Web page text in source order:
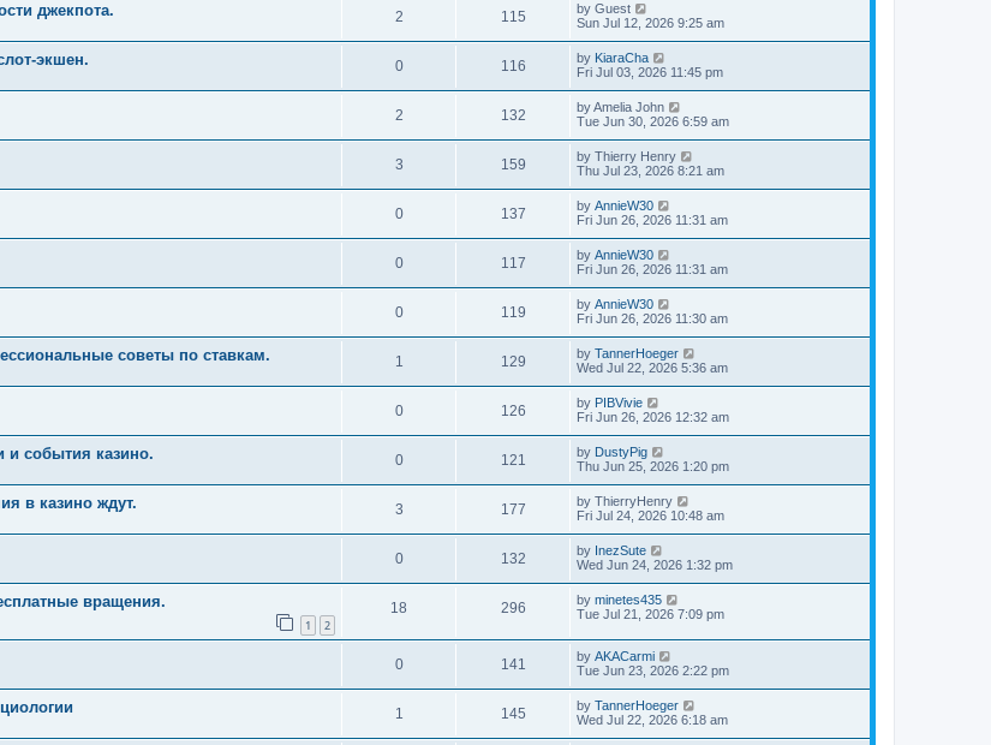
джекпота. 2 115 by Guest
Sun Jul 12, 2026 9:25 am
экшен. 0 116 by KiaraCha
Fri Jul 03, 2026 11:45 pm
2 132 byAmelia John
Tue Jun 30, 2026 6:59 am
3 159 by Thierry Henry
Thu Jul 23, 2026 8:21 am
0 137 by AnnieW30
Fri Jun 26, 2026 11:31 am
0 117 by AnnieW30
Fri Jun 26, 2026 11:31 am
0 119 by AnnieW30
Fri Jun 26, 2026 11:30 am
советы по ставкам. 1 129 by TannerHoeger
Wed Jul 22, 2026 5:36 am
0 126 by PIBVivie
Fri Jun 26, 2026 12:32 am
и события казино. 0 121 by DustyPig
Thu Jun 25, 2026 1:20 pm
в казино ждут. 3 177 by ThierryHenry
Fri Jul 24, 2026 10:48 am
0 132 by InezSute
Wed Jun 24, 2026 1:32 pm
вращения.
1 2
18 296 by minetes435
Tue Jul 21, 2026 7:09 pm
0 141 by AKACarmi
Tue Jun 23, 2026 2:22 pm
1 145 by TannerHoeger
Wed Jul 22, 2026 6:18 am